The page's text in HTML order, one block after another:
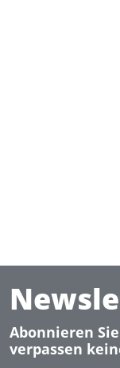
Abonnieren
verpassen